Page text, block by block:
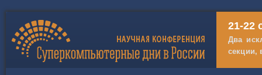
21-22
Два
секции,